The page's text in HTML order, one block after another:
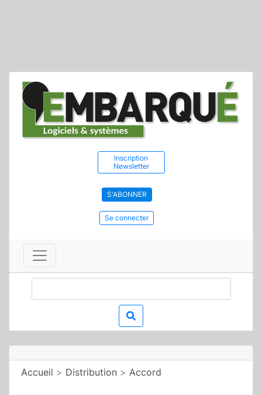
Inscription
Newsletter
S'ABONNER
Se connecter
Accueil > Distribution > Accord